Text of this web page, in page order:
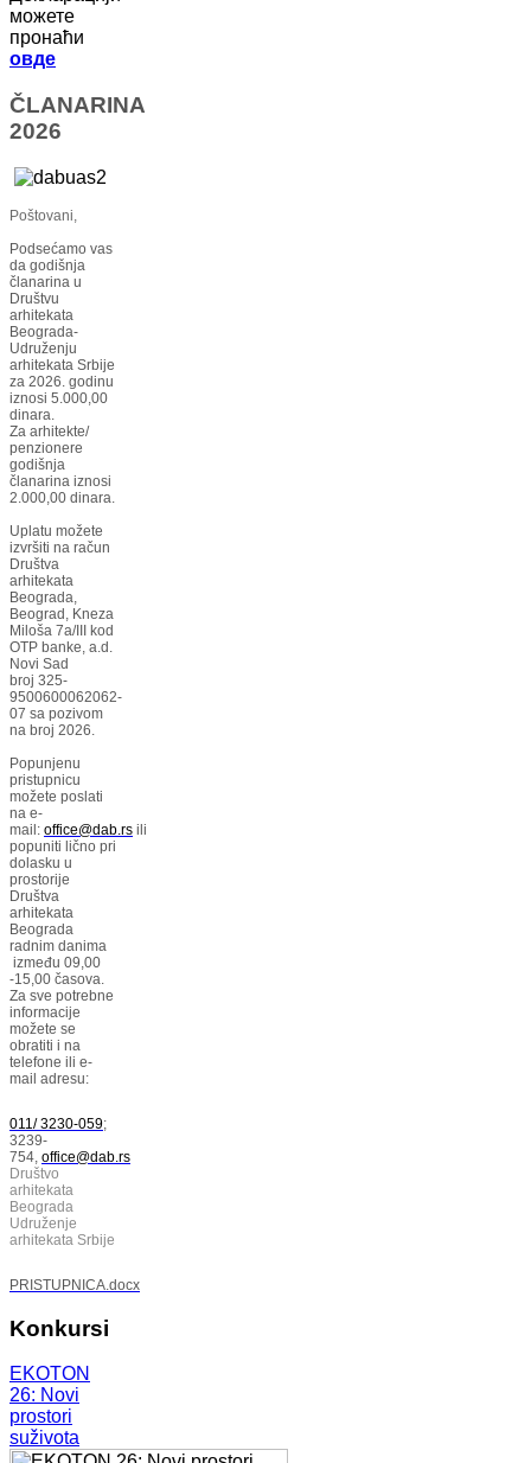
можете
пронаћи
овде
ČLANARINA
2026
Poštovani,
Podsećamo vas
da godišnja
članarina u
Društvu
arhitekata
Beograda-
Udruženju
arhitekata Srbije
za 2026. godinu
iznosi 5.000,00
dinara.
Za arhitekte/
penzionere
godišnja
članarina iznosi
2.000,00 dinara.
Uplatu možete
izvršiti na račun
Društva
arhitekata
Beograda,
Beograd, Kneza
Miloša 7a/III kod
OTP banke, a.d.
Novi Sad
broj 325-
9500600062062-
07 sa pozivom
na broj 2026.
Popunjenu
pristupnicu
možete poslati
na e-
mail: office@dab.rs ili
popuniti lično pri
dolasku u
prostorije
Društva
arhitekata
Beograda
radnim danima
između 09,00
-15,00 časova.
Za sve potrebne
informacije
možete se
obratiti i na
telefone ili e-
mail adresu:
011/ 3230-059;
3239-
754, office@dab.rs
Društvo
arhitekata
Beograda
Udruženje
arhitekata Srbije
PRISTUPNICA.docx
Konkursi
EKOTON
26: Novi
prostori
suživota